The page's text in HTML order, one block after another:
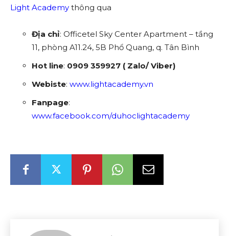
Light Academy thông qua
Địa chỉ: Officetel Sky Center Apartment – tầng
11, phòng A11.24, 5B Phổ Quang, q. Tân Bình
Hot line: 0909 359927 ( Zalo/ Viber)
Webiste: www.lightacademy.vn
Fanpage:
www.facebook.com/duhoclightacademy